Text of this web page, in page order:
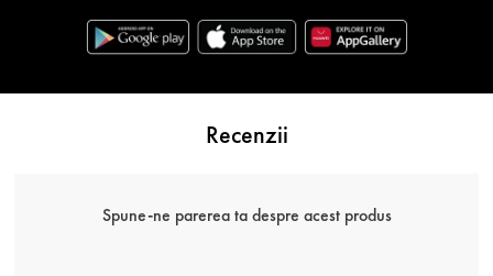
Recenzii
Spune-ne parerea ta despre acest produs